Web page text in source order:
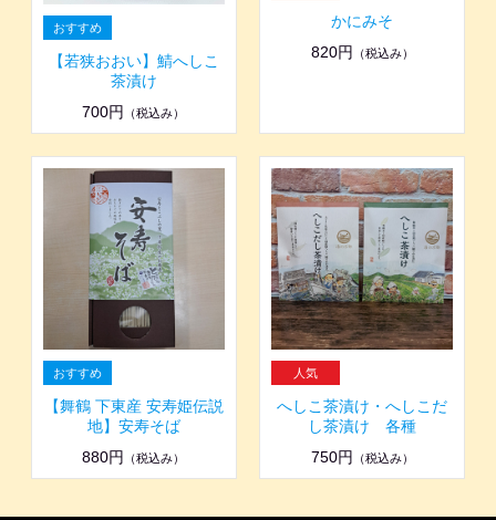
【若狭おおい】鯖へしこ
茶漬け
700円
（税込み）
かにみそ
820円
（税込み）
【舞鶴 下東産 安寿姫伝説
地】安寿そば
880円
（税込み）
へしこ茶漬け・へしこだ
し茶漬け 各種
750円
（税込み）